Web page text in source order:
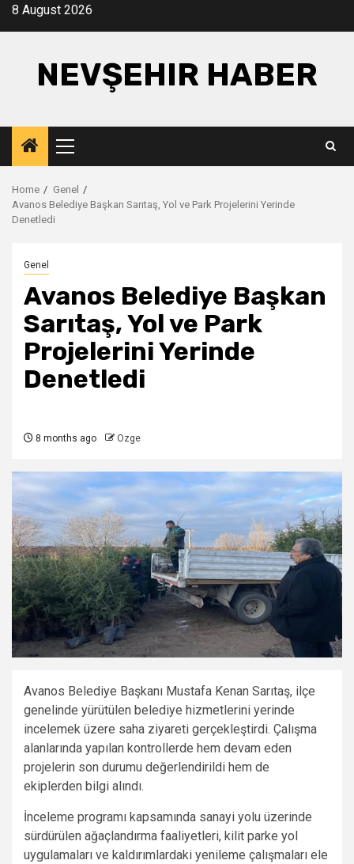
Skip8 August 2026
NEVŞEHIR HABER
Primary
Menu
Home
Genel
Avanos Belediye Başkan Sarıtaş, Yol ve Park Projelerini Yerinde
Denetledi
Genel
Avanos Belediye Başkan
Sarıtaş, Yol ve Park
Projelerini Yerinde
Denetledi
8 months ago Ozge
Avanos Belediye Başkanı Mustafa Kenan Sarıtaş, ilçe
genelinde yürütülen belediye hizmetlerini yerinde
incelemek üzere saha ziyareti gerçekleştirdi. Çalışma
alanlarında yapılan kontrollerde hem devam eden
projelerin son durumu değerlendirildi hem de
ekiplerden bilgi alındı.
İnceleme programı kapsamında sanayi yolu üzerinde
sürdürülen ağaçlandırma faaliyetleri, kilit parke yol
uygulamaları ve kaldırımlardaki yenileme çalışmaları ele